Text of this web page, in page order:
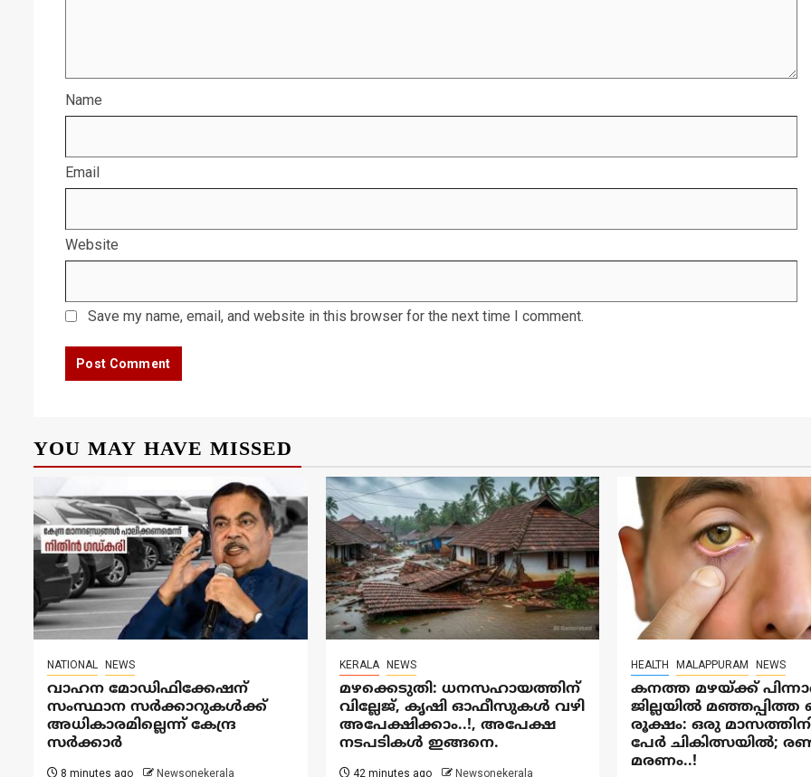
Name
Email
Website
Save my name, email, and website in this browser for the next time I comment.
YOU MAY HAVE MISSED
NATIONAL NEWS
വാഹന മോഡിഫിക്കേഷന്
സംസ്ഥാന സർക്കാറുകൾക്ക്
അധികാരമില്ലെന്ന് കേന്ദ്ര
സർക്കാർ
8 minutes ago Newsonekerala
KERALA NEWS
മഴക്കെടുതി: ധനസഹായത്തിന്
വില്ലേജ്, കൃഷി ഓഫീസുകൾ വഴി
അപേക്ഷിക്കാം..!, അപേക്ഷ
നടപടികൾ ഇങ്ങനെ.
42 minutes ago Newsonekerala
HEALTH MALAPPURAM NEWS
കനത്ത മഴയ്‌ക്ക്
ജില്ലയിൽ
രൂക്ഷം: ഒരു
പേർ ചികിത്സയിൽ;
മരണം..!